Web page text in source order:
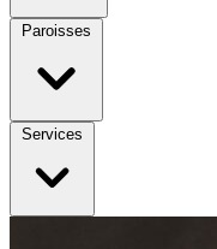
Paroisses
Services